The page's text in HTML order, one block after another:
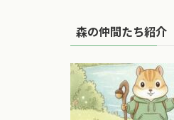
森の仲間たち紹介